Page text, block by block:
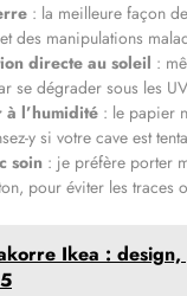
: la meilleure façon
des manipulations
directe au soleil :
se dégrader sous les
à l’humidité : le papier
y si votre cave est
soin : je préfère porter
pour éviter les traces
Ikea :